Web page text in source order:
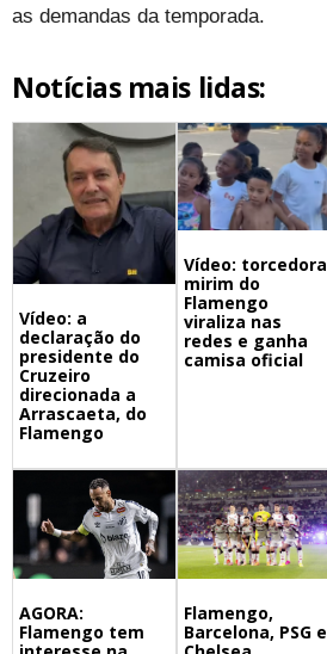
as demandas da temporada.
Notícias mais lidas:
Vídeo: a
declaração do
presidente do
Cruzeiro
direcionada a
Arrascaeta, do
Flamengo
Vídeo: torcedora
mirim do
Flamengo
viraliza nas
redes e ganha
camisa oficial
AGORA:
Flamengo tem
Flamengo,
Barcelona, PSG e